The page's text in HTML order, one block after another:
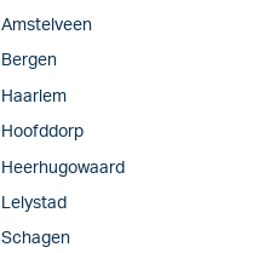
Amstelveen
Bergen
Haarlem
Hoofddorp
Heerhugowaard
Lelystad
Schagen